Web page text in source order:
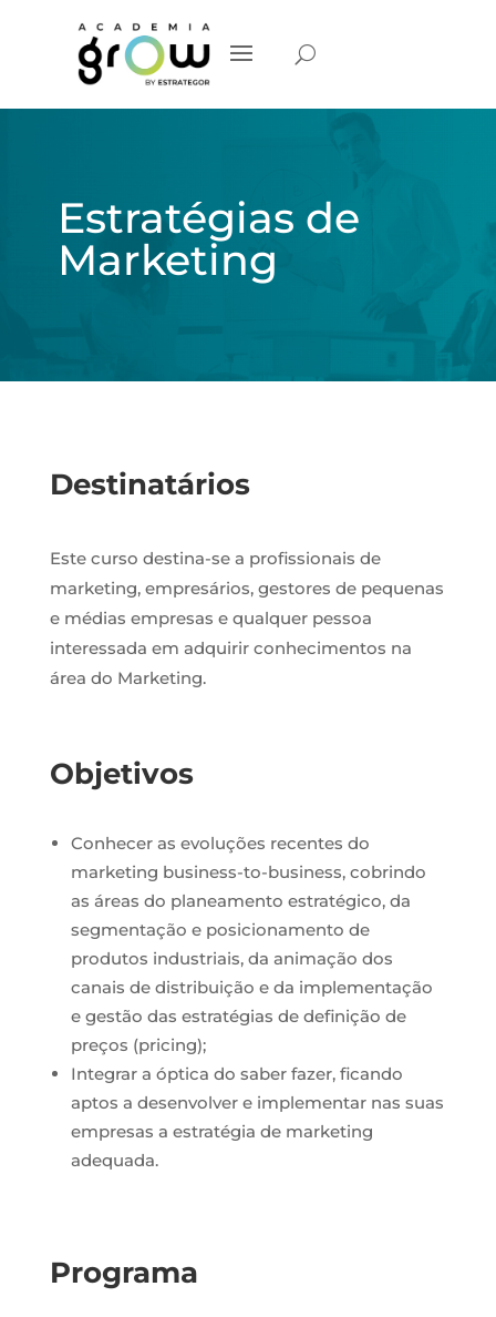
Estratégias de
Marketing
Destinatários
Este curso destina-se a profissionais de
marketing, empresários, gestores de pequenas
e médias empresas e qualquer pessoa
interessada em adquirir conhecimentos na
área do Marketing.
Objetivos
Conhecer as evoluções recentes do
marketing business-to-business, cobrindo
as áreas do planeamento estratégico, da
segmentação e posicionamento de
produtos industriais, da animação dos
canais de distribuição e da implementação
e gestão das estratégias de definição de
preços (pricing);
Integrar a óptica do saber fazer, ficando
aptos a desenvolver e implementar nas suas
empresas a estratégia de marketing
adequada.
Programa